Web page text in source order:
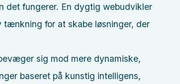
det fungerer. En dygtig webudvikler
tænkning for at skabe løsninger, der
sig mod mere dynamiske,
baseret på kunstig intelligens,